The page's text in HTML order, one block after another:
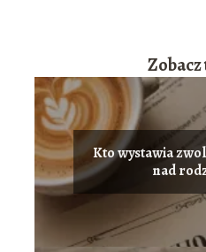
Zobacz
Kto wystawia
nad